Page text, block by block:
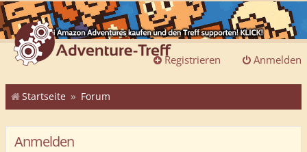
Anmelden
Registrieren
Startseite Forum
Anmelden